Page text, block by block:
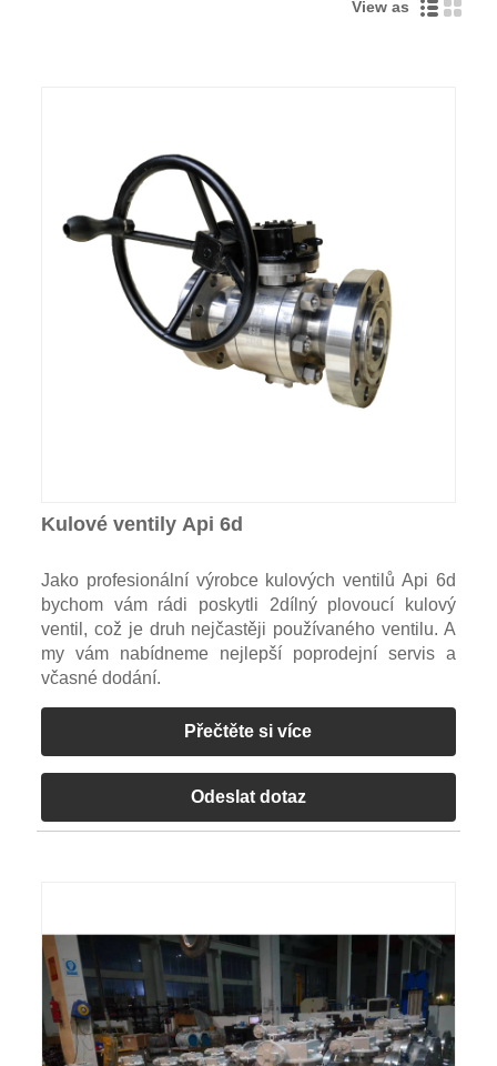
View as
Kulové ventily Api 6d
Jako profesionální výrobce kulových ventilů Api 6d
bychom vám rádi poskytli 2dílný plovoucí kulový
ventil, což je druh nejčastěji používaného ventilu. A
my vám nabídneme nejlepší poprodejní servis a
včasné dodání.
Přečtěte si více
Odeslat dotaz